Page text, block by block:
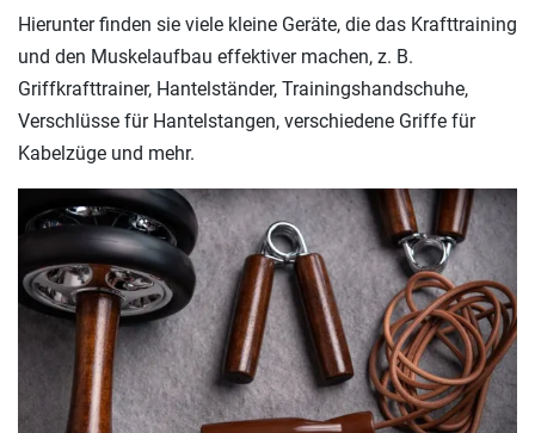
Hierunter finden sie viele kleine Geräte, die das Krafttraining
und den Muskelaufbau effektiver machen, z. B.
Griffkrafttrainer, Hantelständer, Trainingshandschuhe,
Verschlüsse für Hantelstangen, verschiedene Griffe für
Kabelzüge und mehr.